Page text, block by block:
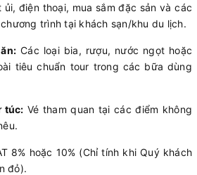
ủi, điện thoại, mua sắm đặc sản và các
trình tại khách sạn/khu du lịch.
Các loại bia, rượu, nước ngọt hoặc
tiêu chuẩn tour trong các bữa dùng
túc: Vé tham quan tại các điểm không
8% hoặc 10% (Chỉ tính khi Quý khách
đỏ).